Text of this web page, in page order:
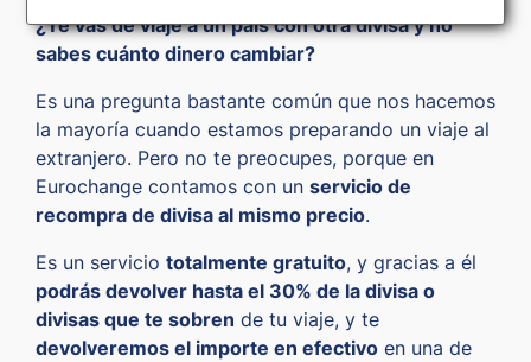
¿Te vas de viaje a un país con otra divisa y no
sabes cuánto dinero cambiar?
Es una pregunta bastante común que nos hacemos
la mayoría cuando estamos preparando un viaje al
extranjero. Pero no te preocupes, porque en
Eurochange contamos con un servicio de
recompra de divisa al mismo precio.
Es un servicio totalmente gratuito, y gracias a él
podrás devolver hasta el 30% de la divisa o
divisas que te sobren de tu viaje, y te
devolveremos el importe en efectivo en una de